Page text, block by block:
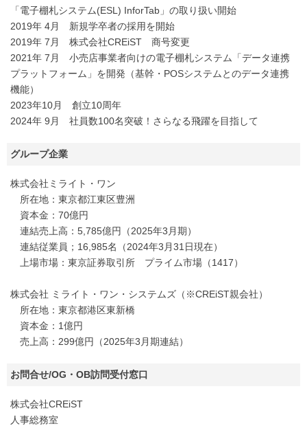
「電子棚札システム(ESL) InforTab」の取り扱い開始
2019年 4月 新規学卒者の採用を開始
2019年 7月 株式会社CREiST 商号変更
2021年 7月 小売店事業者向けの電子棚札システム「データ連携
プラットフォーム」を開発（基幹・POSシステムとのデータ連携
機能）
2023年10月 創立10周年
2024年 9月 社員数100名突破！さらなる飛躍を目指して
グループ企業
株式会社ミライト・ワン
所在地：東京都江東区豊洲
資本金：70億円
連結売上高：5,785億円（2025年3月期）
連結従業員；16,985名（2024年3月31日現在）
上場市場：東京証券取引所 プライム市場（1417）
株式会社 ミライト・ワン・システムズ（※CREiST親会社）
所在地：東京都港区東新橋
資本金：1億円
売上高：299億円（2025年3月期連結）
お問合せ/OG・OB訪問受付窓口
株式会社CREiST
人事総務室